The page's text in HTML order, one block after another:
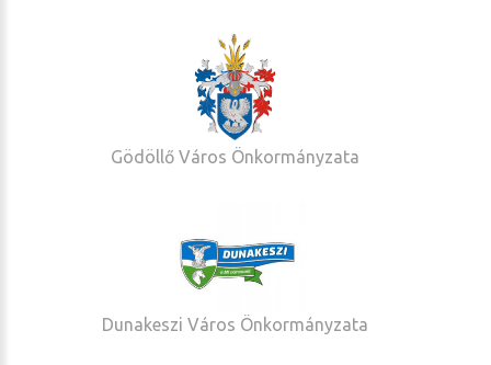
Gödöllő Város Önkormányzata
Dunakeszi Város Önkormányzata